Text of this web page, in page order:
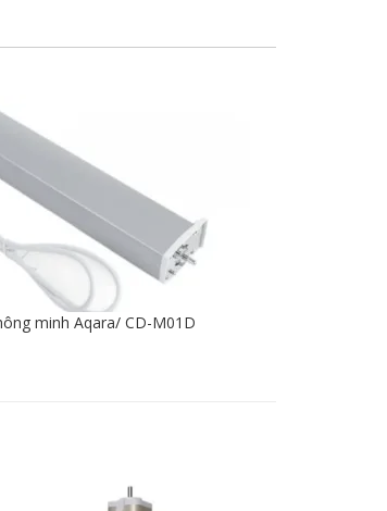
minh Aqara/ CD-M01D